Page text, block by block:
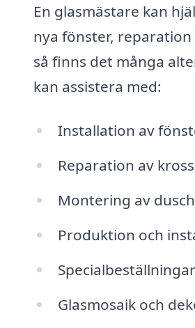
En glasmästare kan
nya fönster,
så finns det många
kan assistera med:
Installation av
Reparation av
Montering av
Produktion och
Glasmosaik och